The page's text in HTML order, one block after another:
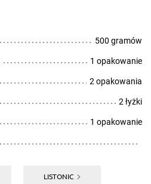
500 gramów
1 opakowanie
2 opakowania
2 łyżki
1 opakowanie
LISTONIC